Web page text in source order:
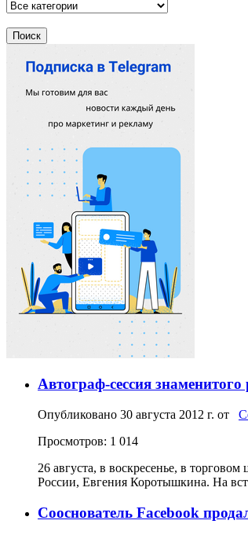
Поиск
Автограф-сессия
Опубликовано 30 августа 2012 г. от
Просмотров: 1 014
26 августа, в воскресенье, в
России, Евгения Коротышкина. На
Сооснователь Facebook